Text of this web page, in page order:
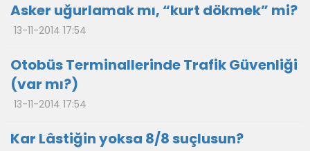
Asker uğurlamak mı, “kurt dökmek” mi?
13-11-2014 17:54
Otobüs Terminallerinde Trafik Güvenliği
(var mı?)
13-11-2014 17:54
Kar Lâstiğin yoksa 8/8 suçlusun?